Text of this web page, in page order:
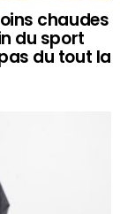
chaudes
du sport
du tout la